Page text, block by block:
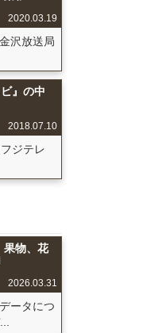
2020.03.19
沢放送局
』の中
2018.07.10
ジテレ
果物、花
2026.03.31
ータにつ